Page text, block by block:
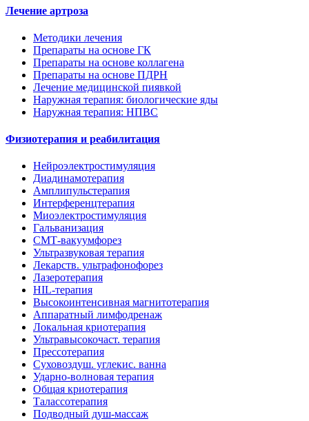
Лечение артроза
Методики лечения
Препараты на основе ГК
Препараты на основе коллагена
Препараты на основе ПДРН
Лечение медицинской пиявкой
Наружная терапия: биологические яды
Наружная терапия: НПВС
Физиотерапия и реабилитация
Нейроэлектростимуляция
Диадинамотерапия
Амплипульстерапия
Интерференцтерапия
Миоэлектростимуляция
Гальванизация
СМТ-вакуумфорез
Ультразвуковая терапия
Лекарств. ультрафонофорез
Лазеротерапия
HIL-терапия
Высокоинтенсивная магнитотерапия
Аппаратный лимфодренаж
Локальная криотерапия
Ультравысокочаст. терапия
Прессотерапия
Суховоздуш. углекис. ванна
Ударно-волновая терапия
Общая криотерапия
Талассотерапия
Подводный душ-массаж